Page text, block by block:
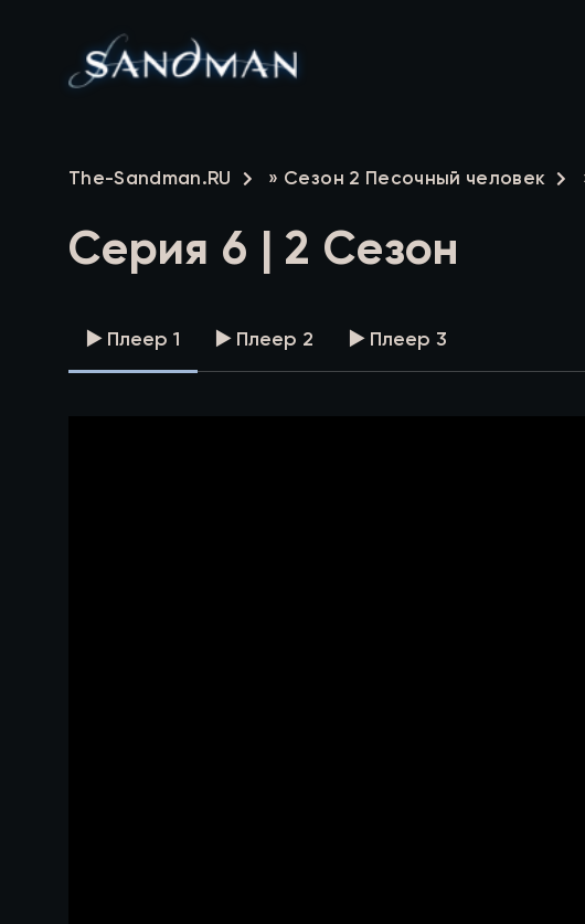
The-Sandman.RU » Сезон 2 Песочный человек
Серия 6 | 2 Сезон
▶️ Плеер 1 ▶️ Плеер 2 ▶️ Плеер 3